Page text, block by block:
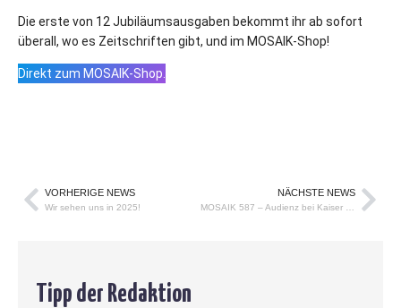
Die erste von 12 Jubiläumsausgaben bekommt ihr ab sofort
überall, wo es Zeitschriften gibt, und im MOSAIK-Shop!
Direkt zum MOSAIK-Shop.
VORHERIGE NEWS
Wir sehen uns in 2025!
NÄCHSTE NEWS
Tipp der Redaktion